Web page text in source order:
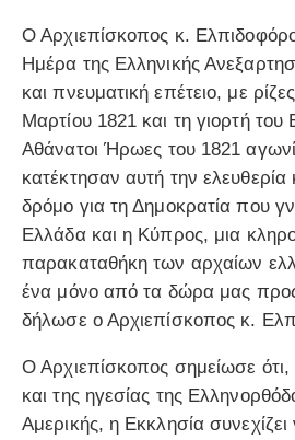
Ο Αρχιεπίσκοπος κ.
Ημέρα της Ελληνικής
και πνευματική επέτειο, με
Μαρτίου 1821 και τη γιορτή του
Αθάνατοι Ήρωες του 1821
κατέκτησαν αυτή την ελευθερία
δρόμο για τη Δημοκρατία που
Ελλάδα και η Κύπρος, μια
παρακαταθήκη των αρχαίων
ένα μόνο από τα δώρα μας
δήλωσε ο Αρχιεπίσκοπος κ.
Ο Αρχιεπίσκοπος σημείωσε ότι,
και της ηγεσίας της
Αμερικής, η Εκκλησία συνεχίζει